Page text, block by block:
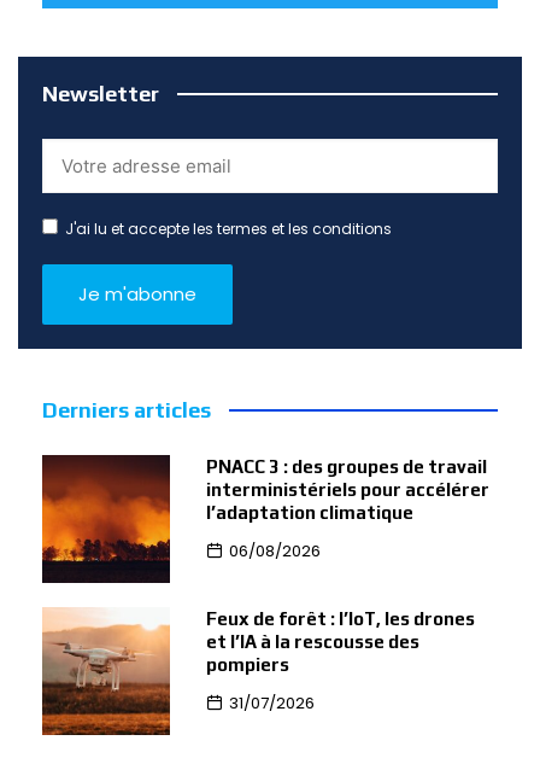
Newsletter
J'ai lu et accepte les termes et les conditions
Derniers articles
PNACC 3 : des groupes de travail
interministériels pour accélérer
l’adaptation climatique
06/08/2026
Feux de forêt : l’IoT, les drones
et l’IA à la rescousse des
pompiers
31/07/2026